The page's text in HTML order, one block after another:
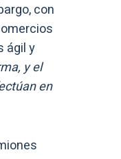
con
ágil y
y el
en